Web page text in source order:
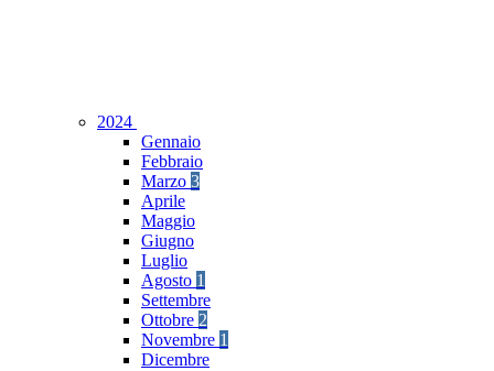
2024
Gennaio
Febbraio
Marzo 3
Aprile
Maggio
Giugno
Luglio
Agosto 1
Settembre
Ottobre 2
Novembre 1
Dicembre